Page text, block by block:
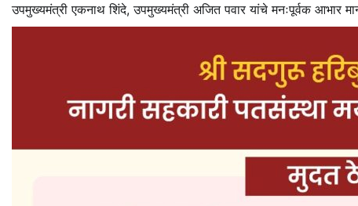
उपमुख्यमंत्री एकनाथ शिंदे, उपमुख्यमंत्री अजित पवार यांचे मनःपूर्वक आभार